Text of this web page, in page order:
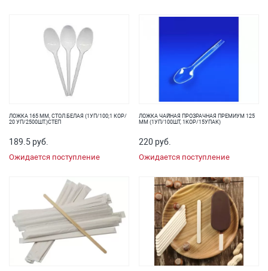
ЛОЖКА 165 ММ, СТОЛ.БЕЛАЯ (1УП/100;1 КОР/
20 УП/2500ШТ.)СТЕП
189.5 руб.
Ожидается поступление
ЛОЖКА ЧАЙНАЯ ПРОЗРАЧНАЯ ПРЕМИУМ 125
ММ (1УП/100ШТ, 1КОР/15УПАК)
220 руб.
Ожидается поступление